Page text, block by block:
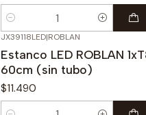
Cantidad
JX39118LED|ROBLAN
Estanco LED ROBLAN
60cm (sin tubo)
$11.490